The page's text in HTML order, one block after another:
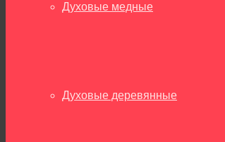
Духовые медные
Духовые деревянные